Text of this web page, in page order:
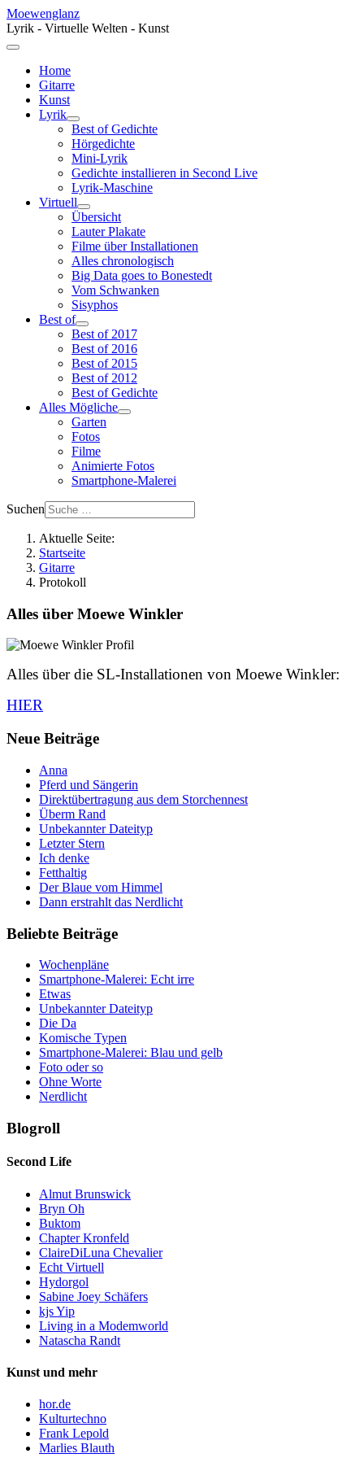
Moewenglanz
Lyrik - Virtuelle Welten - Kunst
Home
Gitarre
Kunst
Lyrik
Best of Gedichte
Hörgedichte
Mini-Lyrik
Gedichte installieren in Second Live
Lyrik-Maschine
Virtuell
Übersicht
Lauter Plakate
Filme über Installationen
Alles chronologisch
Big Data goes to Bonestedt
Vom Schwanken
Sisyphos
Best of
Best of 2017
Best of 2016
Best of 2015
Best of 2012
Best of Gedichte
Alles Mögliche
Garten
Fotos
Filme
Animierte Fotos
Smartphone-Malerei
Suchen
Aktuelle Seite:
Startseite
Gitarre
Protokoll
Alles über Moewe Winkler
Alles über die SL-Installationen von Moewe Winkler:
HIER
Neue Beiträge
Anna
Pferd und Sängerin
Direktübertragung aus dem Storchennest
Überm Rand
Unbekannter Dateityp
Letzter Stern
Ich denke
Fetthaltig
Der Blaue vom Himmel
Dann erstrahlt das Nerdlicht
Beliebte Beiträge
Wochenpläne
Smartphone-Malerei: Echt irre
Etwas
Unbekannter Dateityp
Die Da
Komische Typen
Smartphone-Malerei: Blau und gelb
Foto oder so
Ohne Worte
Nerdlicht
Blogroll
Second Life
Almut Brunswick
Bryn Oh
Buktom
Chapter Kronfeld
ClaireDiLuna Chevalier
Echt Virtuell
Hydorgol
Sabine Joey Schäfers
kjs Yip
Living in a Modemworld
Natascha Randt
Kunst und mehr
hor.de
Kulturtechno
Frank Lepold
Marlies Blauth